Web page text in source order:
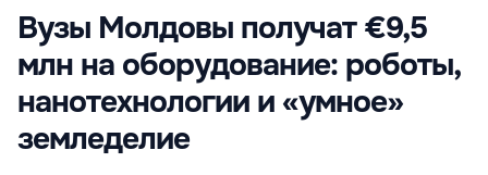
Вузы Молдовы получат €9,5
млн на оборудование: роботы,
нанотехнологии и «умное»
земледелие